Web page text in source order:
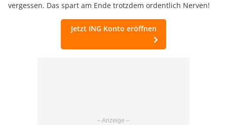
vergessen. Das spart am Ende trotzdem ordentlich Nerven!
Jetzt ING Konto eröffnen